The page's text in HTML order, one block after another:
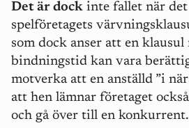
Det är dock inte fallet när
spelföretagets
som dock anser att en
bindningstid kan vara
motverka att en anställd ”i
att hen lämnar företaget
och gå över till en konkurrent.